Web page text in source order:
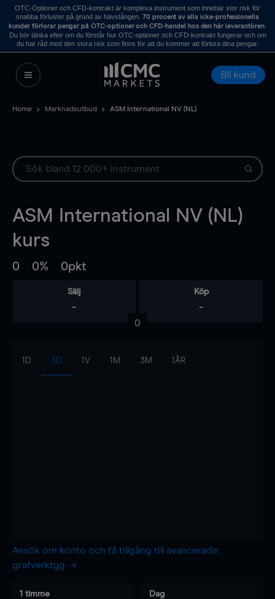
OTC-Optioner och CFD-kontrakt är komplexa instrument som innebär stor risk för
snabba förluster på grund av hävstången. 70 procent av alla icke-professionella
kunder förlorar pengar på OTC-optioner och CFD-handel hos den här leverantören.
Du bör tänka efter om du förstår hur OTC-optioner och CFD-kontrakt fungerar och om
du har råd med den stora risk som finns för att du kommer att förlora dina pengar.
Bli kund
Home Marknadsutbud ASM International NV (NL)
ASM International NV (NL)
kurs
0 0% 0pkt
Sälj
-
Köp
-
0
1D 3D 1V 1M 3M 1ÅR
Ansök om konto och få tillgång till avancerade
grafverktyg
1 timme Dag